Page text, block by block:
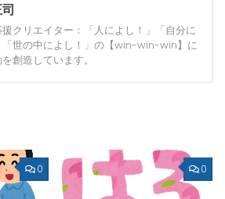
クリエイター：「人によし！」「自分に
「世の中によし！」の【win-win-win】に
創造しています。
0 0